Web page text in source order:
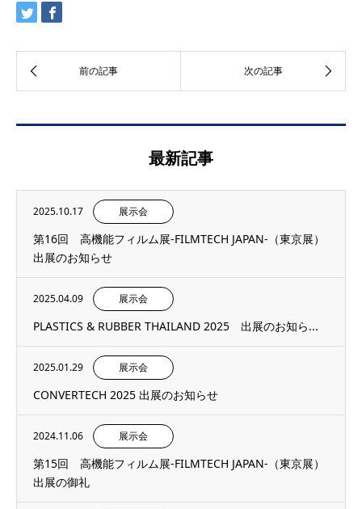
最新記事
2025.10.17 展示会
第16回 高機能フィルム展-FILMTECH JAPAN-（東京展）
出展のお知らせ
2025.04.09 展示会
PLASTICS & RUBBER THAILAND 2025 出展のお知ら...
2025.01.29 展示会
CONVERTECH 2025 出展のお知らせ
2024.11.06 展示会
第15回 高機能フィルム展-FILMTECH JAPAN-（東京展）
出展の御礼